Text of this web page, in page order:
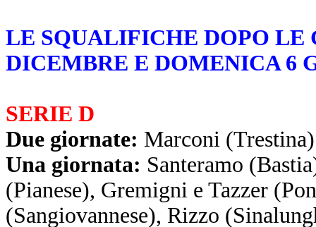
LE SQUALIFICHE DOPO LE
DICEMBRE E DOMENICA 6
SERIE D
Due giornate: Marconi
Una giornata: Santeramo
(Pianese), Gremigni e Tazzer
(Sangiovannese), Rizzo